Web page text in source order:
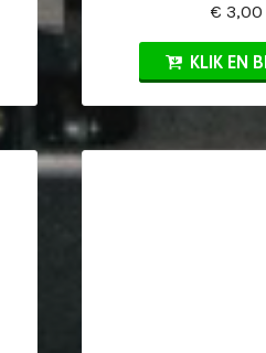
€ 3,00
KLIK EN